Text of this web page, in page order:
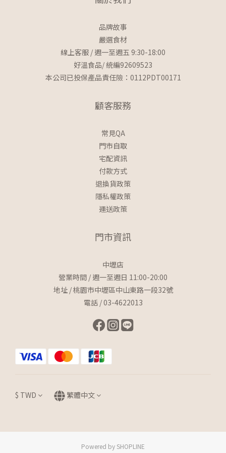
品牌故事
嚴選食材
線上客服 / 週一至週五 9:30-18:00
好溫食品/ 統編92609523
本公司已投保產品責任險：0112PDT00171
顧客服務
常見QA
門市自取
宅配資訊
付款方式
退換貨政策
隱私權政策
運送政策
門市資訊
中壢店
營業時間 / 週一至週日 11:00-20:00
地址 / 桃園市中壢區中山東路一段32號
電話 / 03-4622013
$ TWD 繁體中文
Powered by SHOPLINE